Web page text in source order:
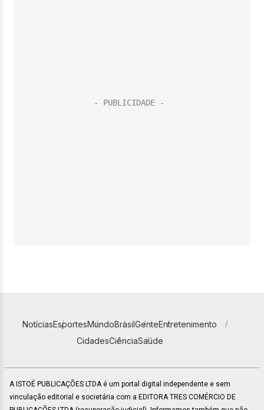
NotíciasEsportesMundoBrasilGenteEntretenimento
CidadesCiênciaSaúde
A ISTOÉ PUBLICAÇÕES LTDA é um portal digital independente e sem
vinculação editorial e societária com a EDITORA TRES COMÉRCIO DE